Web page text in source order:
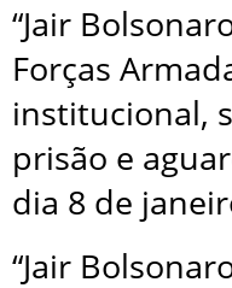
“Jair
Forças
institucional,
prisão e
dia 8 de
“Jair